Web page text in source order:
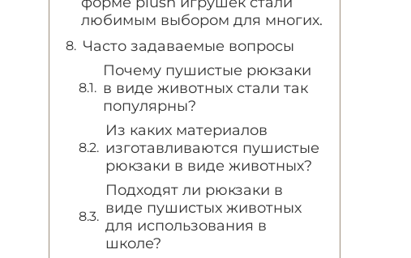
любимым выбором для многих.
Часто задаваемые вопросы
Почему пушистые рюкзаки
в виде животных стали так
популярны?
Из каких материалов
изготавливаются пушистые
рюкзаки в виде животных?
Подходят ли рюкзаки в
виде пушистых животных
для использования в
школе?